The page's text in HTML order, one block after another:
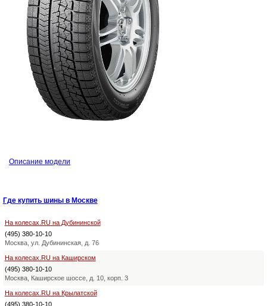
Описание модели
Где купить шины в Москве
На колесах.RU на Дубининской
(495) 380-10-10
Москва, ул. Дубининская, д. 76
На колесах.RU на Каширском
(495) 380-10-10
Москва, Каширское шоссе, д. 10, корп. 3
На колесах.RU на Крылатской
(495) 380-10-10